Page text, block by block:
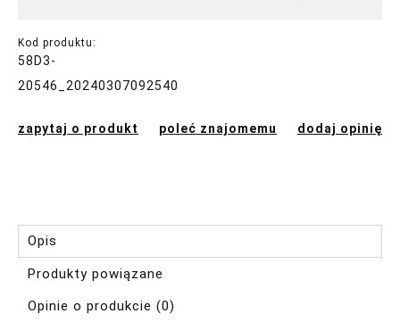
Kod produktu:
58D3-
20546_20240307092540
zapytaj o produkt poleć znajomemu dodaj opinię
Opis
Produkty powiązane
Opinie o produkcie (0)